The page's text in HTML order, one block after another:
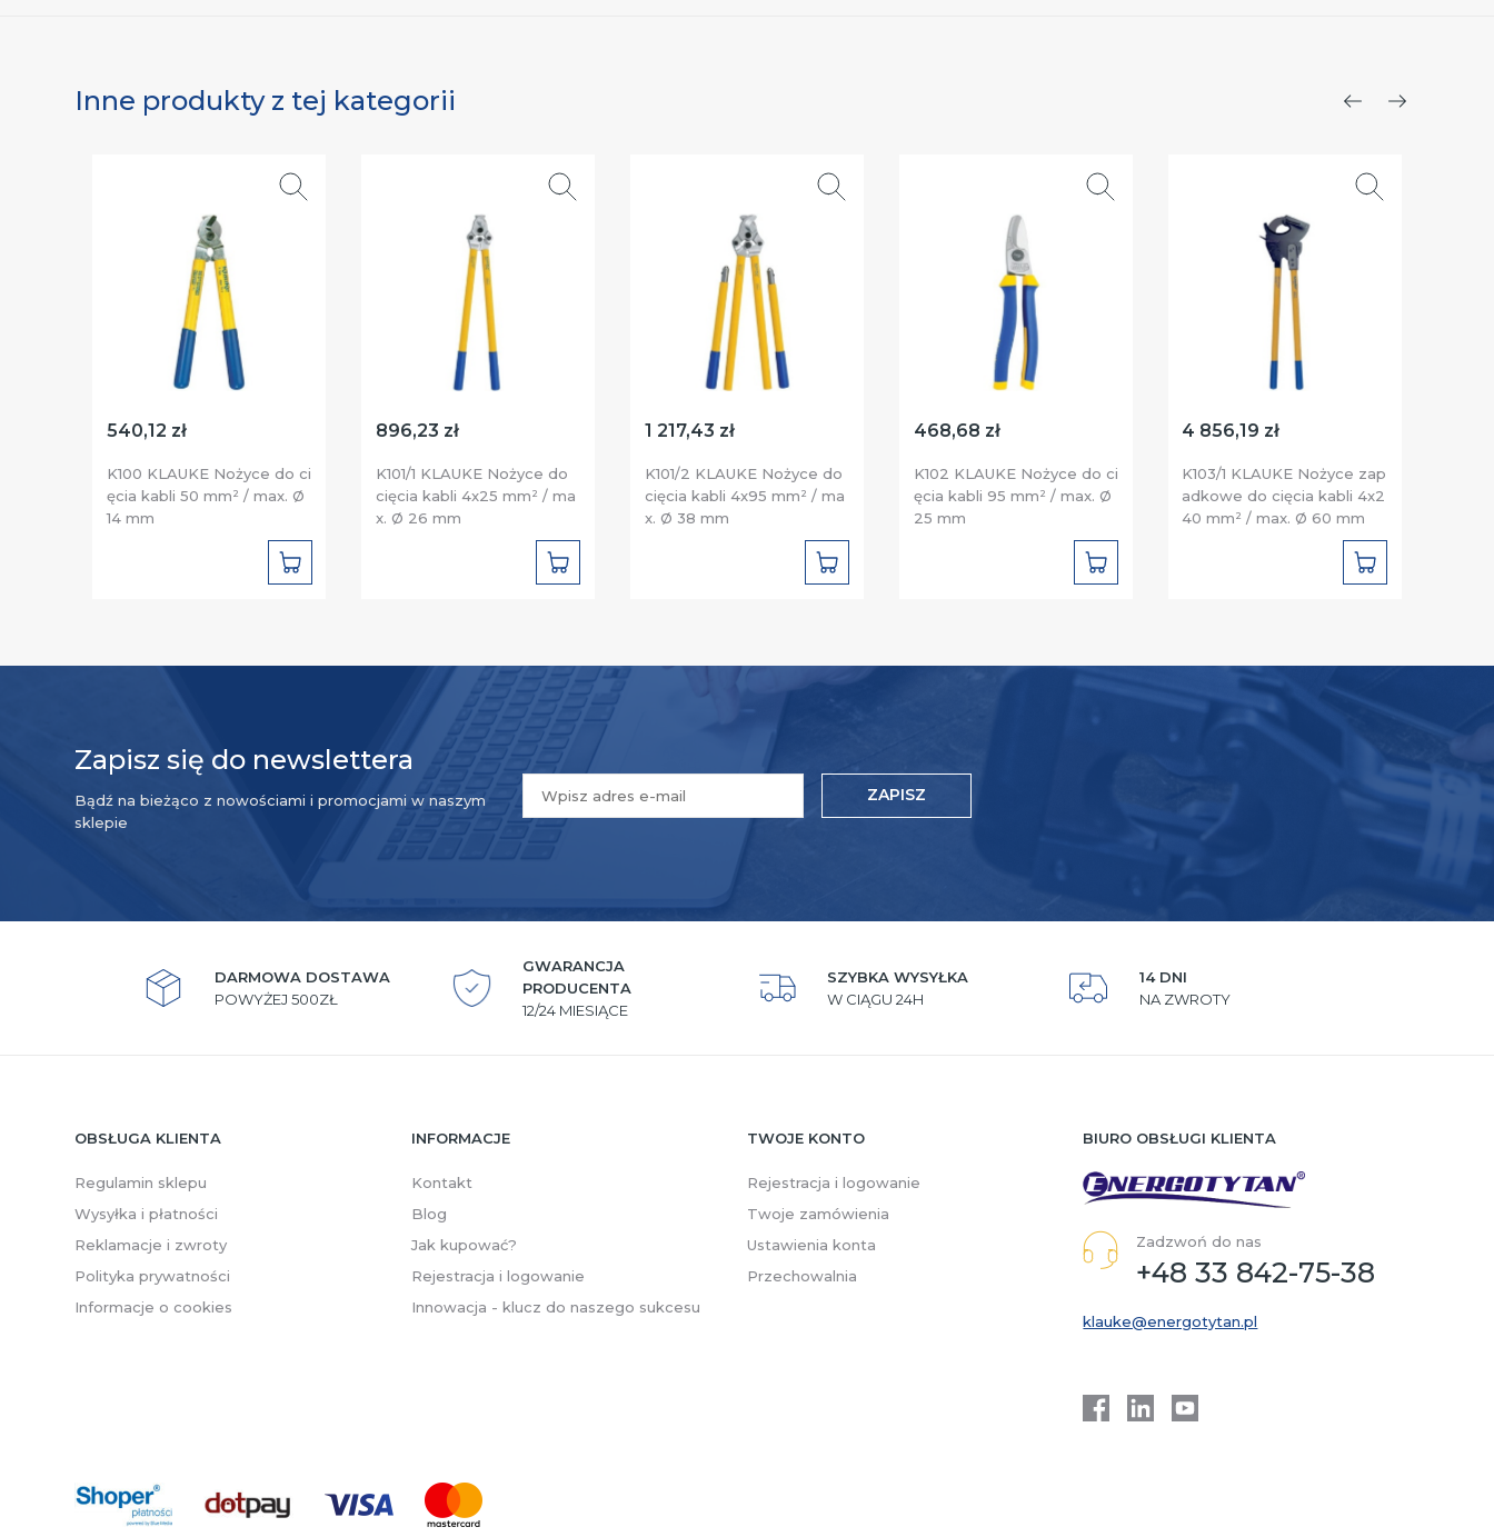
Inne produkty z tej kategorii
Poprzedni
540,12 zł
K100 KLAUKE Nożyce do ci
ęcia kabli 50 mm² / max. Ø
14 mm
DO
896,23 zł
K101/1 KLAUKE Nożyce do
cięcia kabli 4x25 mm² / ma
x. Ø 26 mm
DO
1 217,43 zł
K101/2 KLAUKE Nożyce do
cięcia kabli 4x95 mm² / ma
x. Ø 38 mm
DO
468,68 zł
K102 KLAUKE Nożyce do ci
ęcia kabli 95 mm² / max. Ø
25 mm
DO
4 856,19 zł
K103/1 KLAUKE Nożyce zap
adkowe do cięcia kabli 4x2
40 mm² / max. Ø 60 mm
DO
Zapisz się do newslettera
Bądź na bieżąco z nowościami i promocjami w naszym
sklepie
ZAPISZ
DARMOWA DOSTAWA
POWYŻEJ 500ZŁ
GWARANCJA
PRODUCENTA
12/24 MIESIĄCE
SZYBKA WYSYŁKA
W CIĄGU 24H
14 DNI
NA ZWROTY
OBSŁUGA KLIENTA
Regulamin sklepu
Wysyłka i płatności
Reklamacje i zwroty
Polityka prywatności
Informacje o cookies
INFORMACJE
Kontakt
Blog
Jak kupować?
Rejestracja i logowanie
Innowacja - klucz do naszego sukcesu
TWOJE KONTO
Rejestracja i logowanie
Twoje zamówienia
Ustawienia konta
Przechowalnia
BIURO OBSŁUGI KLIENTA
Zadzwoń do nas
+48 33 842-75-38
klauke@energotytan.pl